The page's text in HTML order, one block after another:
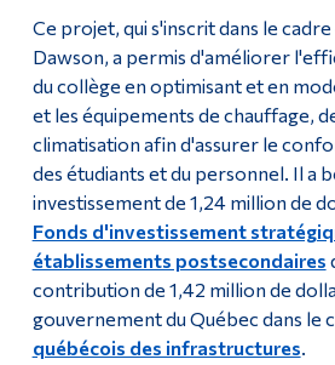
Ce projet, qui s'inscrit dans le
Dawson, a permis d'améliorer
du collège en optimisant et en
et les équipements de chauffage,
climatisation afin d'assurer le
des étudiants et du personnel. Il a
investissement de 1,24 million de
Fonds d'investissement
établissements postsecondaires
contribution de 1,42 million de
gouvernement du Québec dans le
québécois des infrastructures